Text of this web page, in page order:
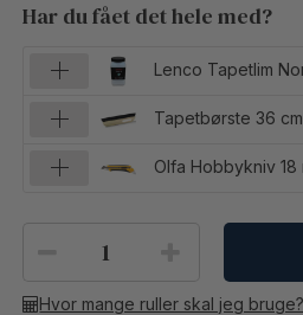
Har du fået det hele med?
Lenco Tapetlim
Tapetbørste 36 cm
Olfa Hobbykniv 18
Hvor mange ruller skal jeg bruge?